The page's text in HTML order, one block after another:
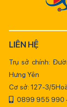
LIÊN HỆ
Trụ sở chính:
Hưng Yên
Cơ sở: 127-3/
0899 955 990